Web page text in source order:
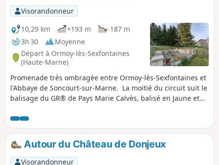
Visorandonneur
10,29 km
+193 m
-187 m
3h 30
Moyenne
Départ à Ormoy-lès-Sexfontaines
(Haute-Marne)
Promenade très ombragée entre Ormoy-lès-Sexfontaines et
l'Abbaye de Soncourt-sur-Marne. La moitié du circuit suit le
balisage du GR® de Pays Marie Calvès, balisé en Jaune et
Autour du Château de Donjeux
Visorandonneur